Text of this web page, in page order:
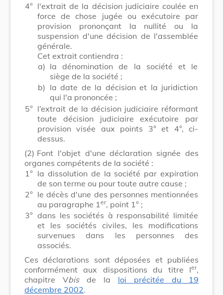
4° l'extrait de la décision judiciaire coulée en
force de chose jugée ou exécutoire par
provision prononçant la nullité ou la
suspension d'une décision de l'assemblée
générale.
Cet extrait contiendra :
a) la dénomination de la société et le
siège de la société ;
b) la date de la décision et la juridiction
qui l'a prononcée ;
5° l’extrait de la décision judiciaire réformant
toute décision judiciaire exécutoire par
provision visée aux points 3° et 4°, ci-
dessus.
(2) Font l'objet d'une déclaration signée des
organes compétents de la société :
1° la dissolution de la société par expiration
de son terme ou pour toute autre cause ;
2° le décès d'une des personnes mentionnées
au paragraphe 1 er, point 1° ;
3° dans les sociétés à responsabilité limitée
et les sociétés civiles, les modifications
survenues dans les personnes des
associés.
Ces déclarations sont déposées et publiées
conformément aux dispositions du titre Ier,
chapitre Vbisde la loi précitée du 19
décembre 2002.